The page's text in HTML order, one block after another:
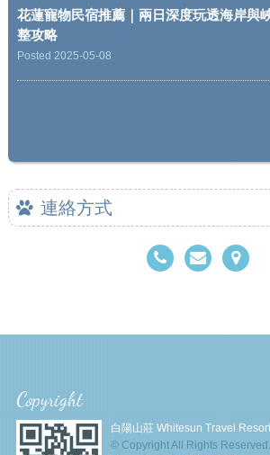
花蓮寵物民宿推薦｜兩日深度玩透海岸與
整攻略
Posted 2025-05-08
連絡方式
Copyright
白陽山莊 Whitesun Travel Resort
© Copyright All Rights Reserved.